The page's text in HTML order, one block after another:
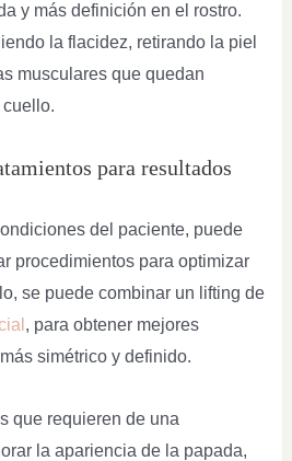
y más definición en el rostro.
la flacidez, retirando la piel
musculares que quedan
para resultados
del paciente, puede
procedimientos para optimizar
se puede combinar un lifting de
, para obtener mejores
simétrico y definido.
que requieren de una
la apariencia de la papada,